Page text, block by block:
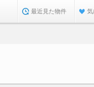
最近見た物件 気